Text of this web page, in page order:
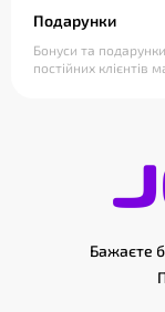
Подарунки
Бонуси та
постійних клієнтів
Бажаєте